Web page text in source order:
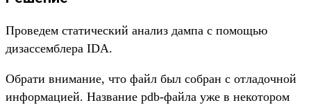
Проведем статический анализ дампа с помощью
дизассемблера IDA.
Обрати внимание, что файл был собран с отладочной
информацией. Название pdb-файла уже в некотором